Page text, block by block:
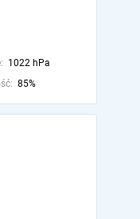
1022 hPa
85%